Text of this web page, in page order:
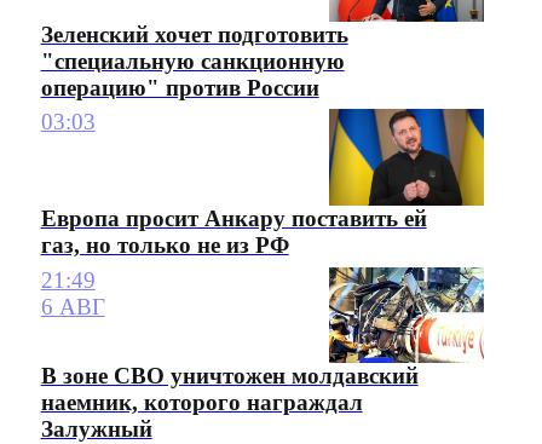
Зеленский хочет подготовить
"специальную санкционную
операцию" против России
03:03
Европа просит Анкару поставить ей
газ, но только не из РФ
21:49
6 АВГ
В зоне СВО уничтожен молдавский
наемник, которого награждал
Залужный